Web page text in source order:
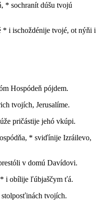
* sochranít dúšu tvojú
* i ischoždénije tvojé, ot nýňi i
Hospódeň pójdem.
tvojích, Jerusalíme.
pričástije jehó vkúpi.
* sviďínije Izráilevo,
v domú Davídovi.
* i obílije ľúbjaščym ťá.
tvojích.